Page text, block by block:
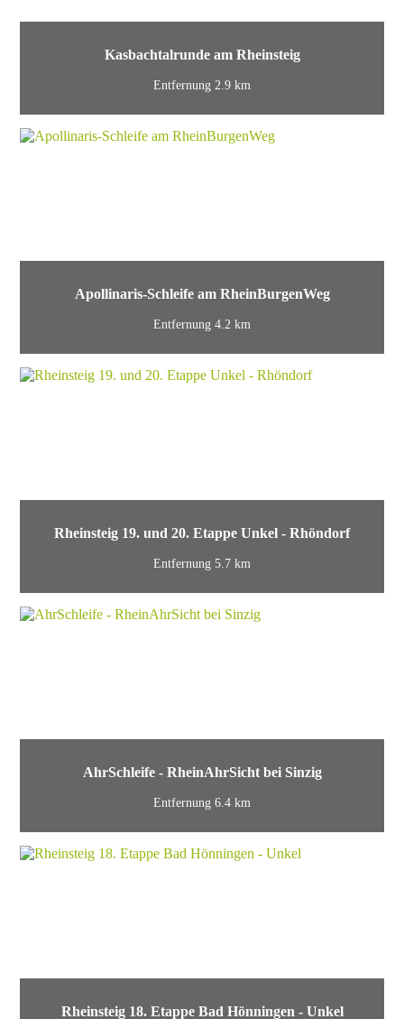
Kasbachtalrunde am Rheinsteig
Entfernung 2.9 km
Apollinaris-Schleife am RheinBurgenWeg
Entfernung 4.2 km
Rheinsteig 19. und 20. Etappe Unkel - Rhöndorf
Entfernung 5.7 km
AhrSchleife - RheinAhrSicht bei Sinzig
Entfernung 6.4 km
Rheinsteig 18. Etappe Bad Hönningen - Unkel